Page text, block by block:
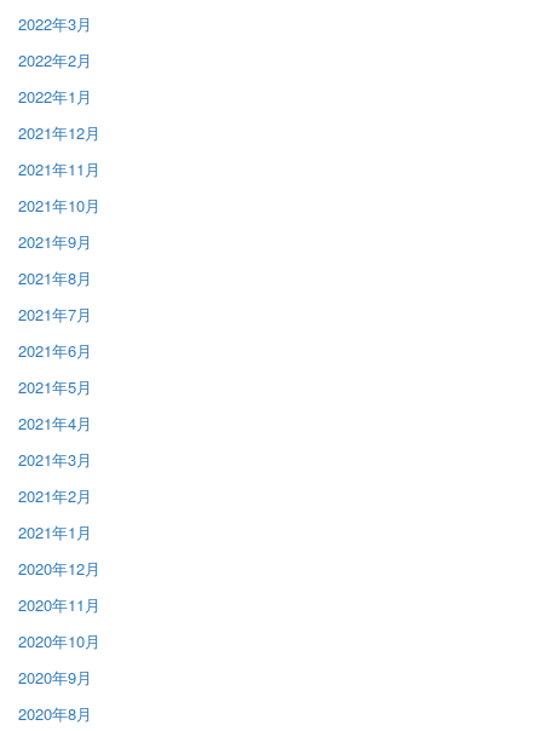
2022年3月
2022年2月
2022年1月
2021年12月
2021年11月
2021年10月
2021年9月
2021年8月
2021年7月
2021年6月
2021年5月
2021年4月
2021年3月
2021年2月
2021年1月
2020年12月
2020年11月
2020年10月
2020年9月
2020年8月